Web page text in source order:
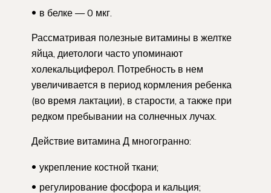
в белке — 0 мкг.
Рассматривая полезные витамины в желтке
яйца, диетологи часто упоминают
холекальциферол. Потребность в нем
увеличивается в период кормления ребенка
(во время лактации), в старости, а также при
редком пребывании на солнечных лучах.
Действие витамина Д многогранно:
укрепление костной ткани;
регулирование фосфора и кальция;